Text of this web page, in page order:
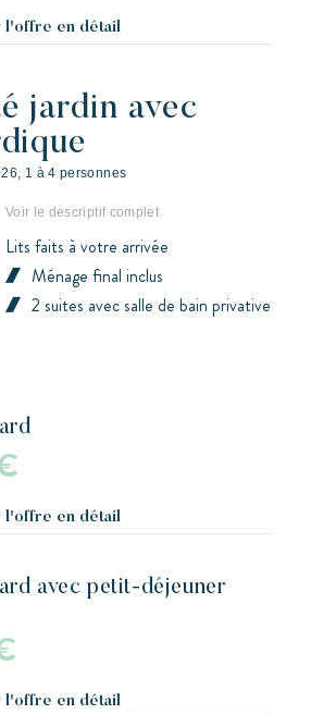
l'offre en détail
jardin avec
1 à 4 personnes
Voir le descriptif complet
Lits faits à votre arrivée
Ménage final inclus
2 suites avec salle de bain privative
l'offre en détail
l'offre en détail